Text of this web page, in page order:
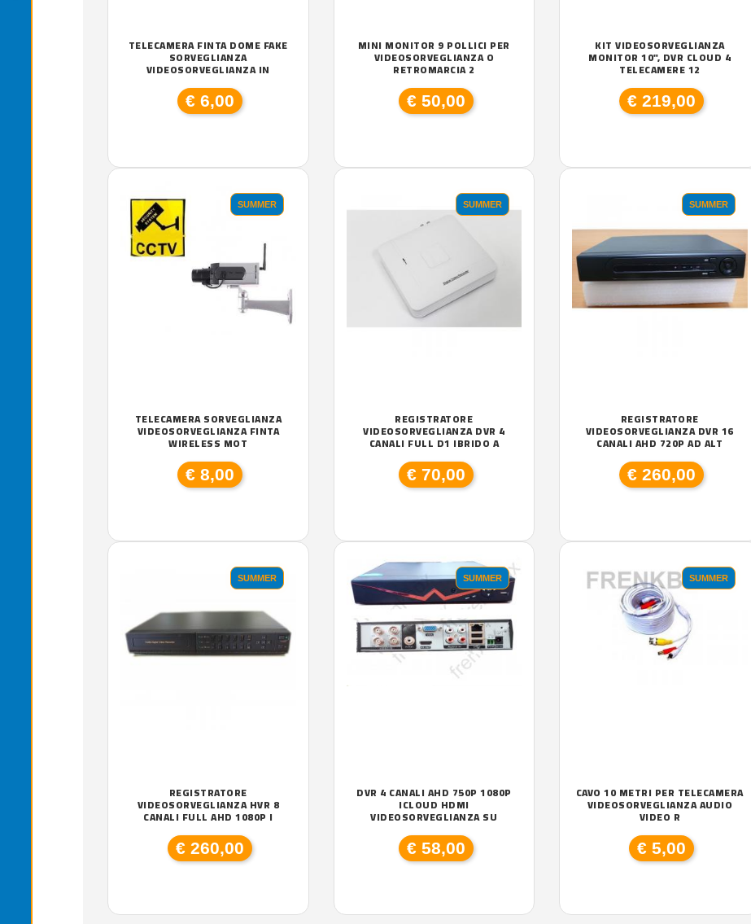
TELECAMERA FINTA DOME FAKE
SORVEGLIANZA
VIDEOSORVEGLIANZA IN
€ 6,00
MINI MONITOR 9 POLLICI PER
VIDEOSORVEGLIANZA O
RETROMARCIA 2
€ 50,00
KIT VIDEOSORVEGLIANZA
MONITOR 10", DVR CLOUD 4
TELECAMERE 12
€ 219,00
SUMMER
TELECAMERA SORVEGLIANZA
VIDEOSORVEGLIANZA FINTA
WIRELESS MOT
€ 8,00
SUMMER
REGISTRATORE
VIDEOSORVEGLIANZA DVR 4
CANALI FULL D1 IBRIDO A
€ 70,00
SUMMER
REGISTRATORE
VIDEOSORVEGLIANZA DVR 16
CANALI AHD 720P AD ALT
€ 260,00
SUMMER
REGISTRATORE
VIDEOSORVEGLIANZA HVR 8
CANALI FULL AHD 1080P I
€ 260,00
SUMMER
DVR 4 CANALI AHD 750P 1080P
ICLOUD HDMI
VIDEOSORVEGLIANZA SU
€ 58,00
SUMMER
CAVO 10 METRI PER TELECAMERA
VIDEOSORVEGLIANZA AUDIO
VIDEO R
€ 5,00